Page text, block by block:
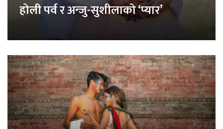
होली पर्व र अन्जु-सुशीलाको ‘प्यार’